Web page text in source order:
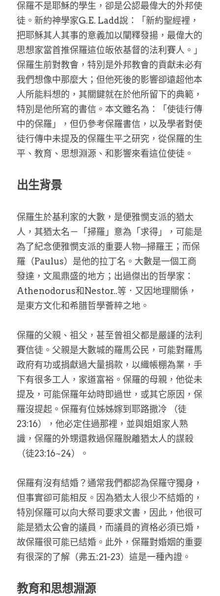
保羅不是耶穌的學生，卻是公認最偉大的外邦使
徒。新約神學家G.E. Ladd說：「新約聖經裡，
把耶穌其人其事的意義加以闡釋發揚，最偉大的
思想家當首推保羅這位皈依基督的法利賽人。」
保羅生前對教會，特別是外邦教會的貢獻未必有
我們想像中那麼大；但他死後的影響卻遠超他本
人所能料想的，其關鍵就在於他所留下的典範，
特別是他所寫的書信。本文雖名為：「使徒行傳
中的保羅」，但仍參考保羅書信，以及學者對使
徒行傳中未提及的保羅生平之研究，從保羅的生
平、教育、思想淵源、和影響來看這位使徒。
出生背景
保羅生於基利家的大數，是便雅憫支派的猶太
人，其猶太名－「掃羅」意為「求得」，可能是
為了紀念便雅憫支派的重要人物─掃羅王；而保
羅（Paulus）是他的拉丁名。大數是一個工商
發達，文風鼎盛的地方；出過傑出的哲學家：
Athenodorus和Nestor..等．又因地理關係，
是東方文化和希腊哲學薈粹之地。
保羅的父親、祖父，甚至曾祖父都是嚴謹的法利
賽信徒。父親是大數城的羅馬公民，可能對羅馬
政府有功或捐獻過大量捐款，以織帳棚為業，手
下有很多工人，家道富裕。保羅的母親，他從未
提及，可能保羅年幼時即過世，或其它原因，保
羅沒提起。保羅有位姊姊嫁到耶路撒冷 （徒
23:16），他必定住過那裡，並與姐姐家人熟
識，保羅的外甥還救過保羅脫離猶太人的謀殺
（徒23:16~24）。
保羅有沒有結婚？通常我們都認為保羅守獨身，
但事實卻可能相反。因為猶太人很少不結婚的，
特別保羅可以向大祭司要求文書，因此，他很可
能是猶太公會的議員，而議員的資格必須已婚，
故保羅很可能已結婚。此外，保羅對婚姻的重要
有很深的了解（弗五:21-23）這是一種內證。
教育和思想淵源